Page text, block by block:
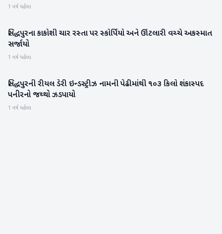
1 વર્ષ પહેલા
પાટણ
સિદ્ધપુરના કાકોશી ચાર રસ્તા પર સ્કોર્પિયો અને ઊંટલારી વચ્ચે અકસ્માત
સર્જાયો
1 વર્ષ પહેલા
પાટણ
સિદ્ધપુરની રીયલ ડેરી ઇન્ડસ્ટ્રીઝ નામની પેઢીમાંથી ૧૦૩ કિલો શંકાસ્પદ
પનીરનો જથ્થો ઝડપાયો
1 વર્ષ પહેલા